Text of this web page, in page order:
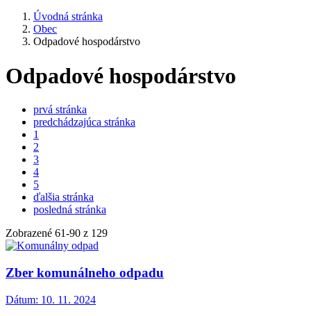
Úvodná stránka
Obec
Odpadové hospodárstvo
Odpadové hospodárstvo
prvá stránka
predchádzajúca stránka
1
2
3
4
5
ďalšia stránka
posledná stránka
Zobrazené 61-90 z 129
Zber komunálneho odpadu
Dátum: 10. 11. 2024